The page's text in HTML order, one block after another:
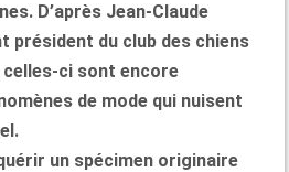
D’après Jean-Claude
président du club des chiens
ci sont encore
de mode qui nuisent
un spécimen originaire